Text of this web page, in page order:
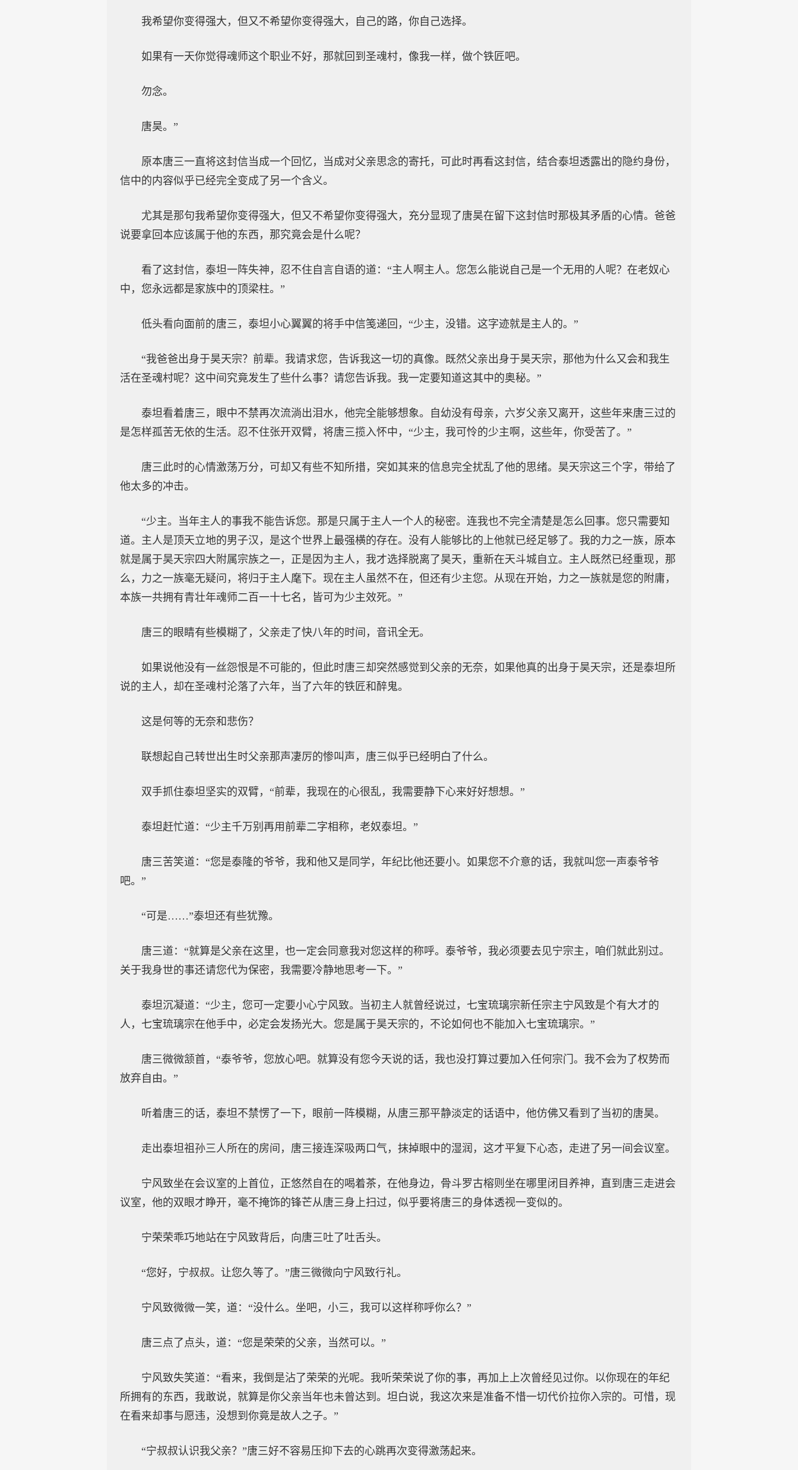
我希望你变得强大，但又不希望你变得强大，自己的路，你自己选择。
如果有一天你觉得魂师这个职业不好，那就回到圣魂村，像我一样，做个铁匠吧。
勿念。
唐昊。”
原本唐三一直将这封信当成一个回忆，当成对父亲思念的寄托，可此时再看这封信，结合泰坦透露出的隐约身份，
信中的内容似乎已经完全变成了另一个含义。
尤其是那句我希望你变得强大，但又不希望你变得强大，充分显现了唐昊在留下这封信时那极其矛盾的心情。爸爸
说要拿回本应该属于他的东西，那究竟会是什么呢？
看了这封信，泰坦一阵失神，忍不住自言自语的道：“主人啊主人。您怎么能说自己是一个无用的人呢？在老奴心
中，您永远都是家族中的顶梁柱。”
低头看向面前的唐三，泰坦小心翼翼的将手中信笺递回，“少主，没错。这字迹就是主人的。”
“我爸爸出身于昊天宗？前辈。我请求您，告诉我这一切的真像。既然父亲出身于昊天宗，那他为什么又会和我生
活在圣魂村呢？这中间究竟发生了些什么事？请您告诉我。我一定要知道这其中的奥秘。”
泰坦看着唐三，眼中不禁再次流淌出泪水，他完全能够想象。自幼没有母亲，六岁父亲又离开，这些年来唐三过的
是怎样孤苦无依的生活。忍不住张开双臂，将唐三揽入怀中，“少主，我可怜的少主啊，这些年，你受苦了。”
唐三此时的心情激荡万分，可却又有些不知所措，突如其来的信息完全扰乱了他的思绪。昊天宗这三个字，带给了
他太多的冲击。
“少主。当年主人的事我不能告诉您。那是只属于主人一个人的秘密。连我也不完全清楚是怎么回事。您只需要知
道。主人是顶天立地的男子汉，是这个世界上最强横的存在。没有人能够比的上他就已经足够了。我的力之一族，原本
就是属于昊天宗四大附属宗族之一，正是因为主人，我才选择脱离了昊天，重新在天斗城自立。主人既然已经重现，那
么，力之一族毫无疑问，将归于主人麾下。现在主人虽然不在，但还有少主您。从现在开始，力之一族就是您的附庸，
本族一共拥有青壮年魂师二百一十七名，皆可为少主效死。”
唐三的眼睛有些模糊了，父亲走了快八年的时间，音讯全无。
如果说他没有一丝怨恨是不可能的，但此时唐三却突然感觉到父亲的无奈，如果他真的出身于昊天宗，还是泰坦所
说的主人，却在圣魂村沦落了六年，当了六年的铁匠和醉鬼。
这是何等的无奈和悲伤？
联想起自己转世出生时父亲那声凄厉的惨叫声，唐三似乎已经明白了什么。
双手抓住泰坦坚实的双臂，“前辈，我现在的心很乱，我需要静下心来好好想想。”
泰坦赶忙道：“少主千万别再用前辈二字相称，老奴泰坦。”
唐三苦笑道：“您是泰隆的爷爷，我和他又是同学，年纪比他还要小。如果您不介意的话，我就叫您一声泰爷爷
吧。”
“可是……”泰坦还有些犹豫。
唐三道：“就算是父亲在这里，也一定会同意我对您这样的称呼。泰爷爷，我必须要去见宁宗主，咱们就此别过。
关于我身世的事还请您代为保密，我需要冷静地思考一下。”
泰坦沉凝道：“少主，您可一定要小心宁风致。当初主人就曾经说过，七宝琉璃宗新任宗主宁风致是个有大才的
人，七宝琉璃宗在他手中，必定会发扬光大。您是属于昊天宗的，不论如何也不能加入七宝琉璃宗。”
唐三微微颔首，“泰爷爷，您放心吧。就算没有您今天说的话，我也没打算过要加入任何宗门。我不会为了权势而
放弃自由。”
听着唐三的话，泰坦不禁愣了一下，眼前一阵模糊，从唐三那平静淡定的话语中，他仿佛又看到了当初的唐昊。
走出泰坦祖孙三人所在的房间，唐三接连深吸两口气，抹掉眼中的湿润，这才平复下心态，走进了另一间会议室。
宁风致坐在会议室的上首位，正悠然自在的喝着茶，在他身边，骨斗罗古榕则坐在哪里闭目养神，直到唐三走进会
议室，他的双眼才睁开，毫不掩饰的锋芒从唐三身上扫过，似乎要将唐三的身体透视一变似的。
宁荣荣乖巧地站在宁风致背后，向唐三吐了吐舌头。
“您好，宁叔叔。让您久等了。”唐三微微向宁风致行礼。
宁风致微微一笑，道：“没什么。坐吧，小三，我可以这样称呼你么？”
唐三点了点头，道：“您是荣荣的父亲，当然可以。”
宁风致失笑道：“看来，我倒是沾了荣荣的光呢。我听荣荣说了你的事，再加上上次曾经见过你。以你现在的年纪
所拥有的东西，我敢说，就算是你父亲当年也未曾达到。坦白说，我这次来是准备不惜一切代价拉你入宗的。可惜，现
在看来却事与愿违，没想到你竟是故人之子。”
“宁叔叔认识我父亲？”唐三好不容易压抑下去的心跳再次变得激荡起来。